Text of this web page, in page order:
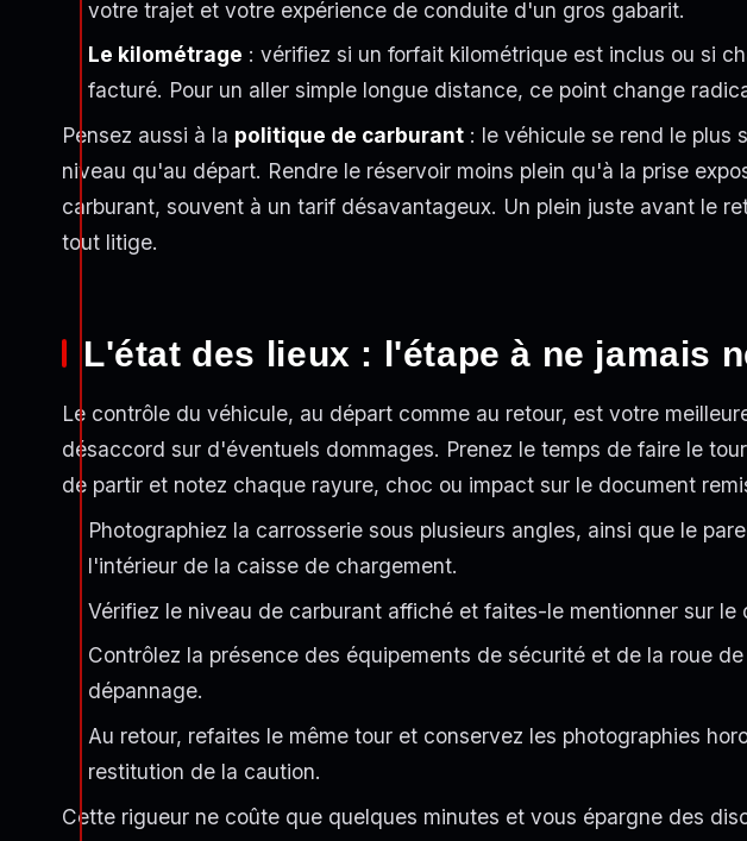
votre trajet et votre expérience de conduite d'un gros gabarit.
Le kilométrage : vérifiez si un forfait kilométrique est inclus ou si
facturé. Pour un aller simple longue distance, ce point change
Pensez aussi à la politique de carburant : le véhicule se rend le plus
niveau qu'au départ. Rendre le réservoir moins plein qu'à la prise
carburant, souvent à un tarif désavantageux. Un plein juste avant le
tout litige.
L'état des lieux : l'étape à ne jamais
Le contrôle du véhicule, au départ comme au retour, est votre
désaccord sur d'éventuels dommages. Prenez le temps de faire le
de partir et notez chaque rayure, choc ou impact sur le document
Photographiez la carrosserie sous plusieurs angles, ainsi que le
l'intérieur de la caisse de chargement.
Vérifiez le niveau de carburant affiché et faites-le mentionner sur le
Contrôlez la présence des équipements de sécurité et de la roue
dépannage.
Au retour, refaites le même tour et conservez les photographies
restitution de la caution.
Cette rigueur ne coûte que quelques minutes et vous épargne des